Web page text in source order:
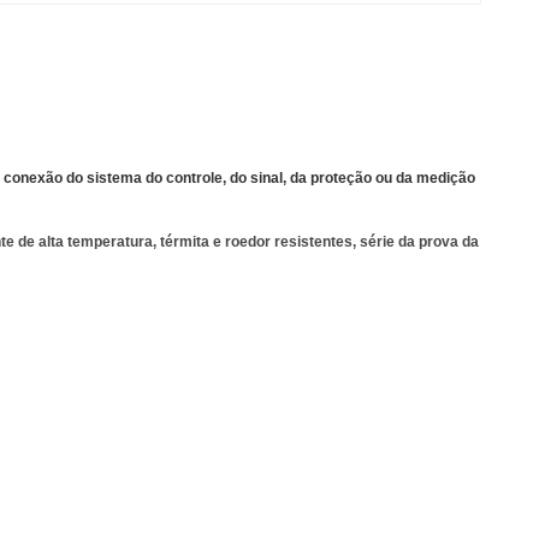
do sistema do controle, do sinal, da proteção ou da medição
de alta temperatura, térmita e roedor resistentes, série da prova da